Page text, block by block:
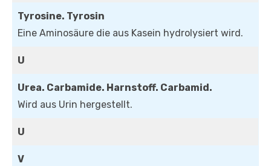
Tyrosine. Tyrosin
Eine Aminosäure die aus Kasein hydrolysiert wird.
U
Urea. Carbamide. Harnstoff. Carbamid.
Wird aus Urin hergestellt.
U
V